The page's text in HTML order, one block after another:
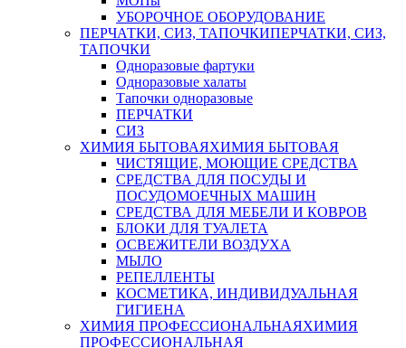
УБОРОЧНОЕ ОБОРУДОВАНИЕ
ПЕРЧАТКИ, СИЗ, ТАПОЧКИПЕРЧАТКИ, СИЗ,
ТАПОЧКИ
Одноразовые фартуки
Одноразовые халаты
Тапочки одноразовые
ПЕРЧАТКИ
СИЗ
ХИМИЯ БЫТОВАЯХИМИЯ БЫТОВАЯ
ЧИСТЯЩИЕ, МОЮЩИЕ СРЕДСТВА
СРЕДСТВА ДЛЯ ПОСУДЫ И
ПОСУДОМОЕЧНЫХ МАШИН
СРЕДСТВА ДЛЯ МЕБЕЛИ И КОВРОВ
БЛОКИ ДЛЯ ТУАЛЕТА
ОСВЕЖИТЕЛИ ВОЗДУХА
МЫЛО
РЕПЕЛЛЕНТЫ
КОСМЕТИКА, ИНДИВИДУАЛЬНАЯ
ГИГИЕНА
ХИМИЯ ПРОФЕССИОНАЛЬНАЯХИМИЯ
ПРОФЕССИОНАЛЬНАЯ